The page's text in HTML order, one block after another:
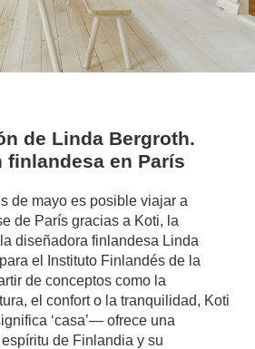
de Linda Bergroth.
finlandesa en París
de mayo es posible viajar a
de París gracias a Koti, la
diseñadora finlandesa Linda
el Instituto Finlandés de la
de conceptos como la
el confort o la tranquilidad, Koti
‘casa’— ofrece una
de Finlandia y su